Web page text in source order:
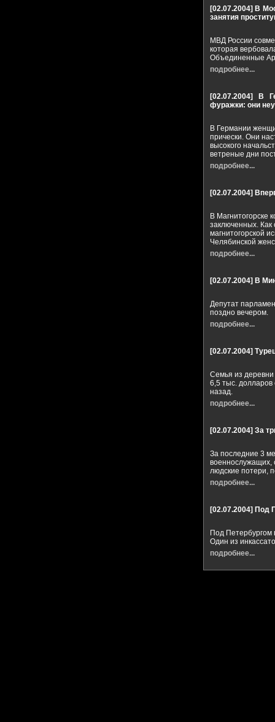
[02.07.2004] В
занятия
МВД России
которая
Объединенные
подробнее...
[02.07.2004]
В
фуражки: они
В Германии
прически. Они
высокого
ветреные дни
подробнее...
[02.07.2004]
В Магнитогорске
заключенных.
магнитогорской
Челябинской
подробнее...
[02.07.2004] В
Депутат
поздно вечером.
подробнее...
[02.07.2004]
Семья из деревни
6,5 тыс. долларов
назад.
подробнее...
[02.07.2004] За
За последние 3
военнослужащих,
людские потери,
подробнее...
[02.07.2004] Под
Под Петербургом
Один из
подробнее...